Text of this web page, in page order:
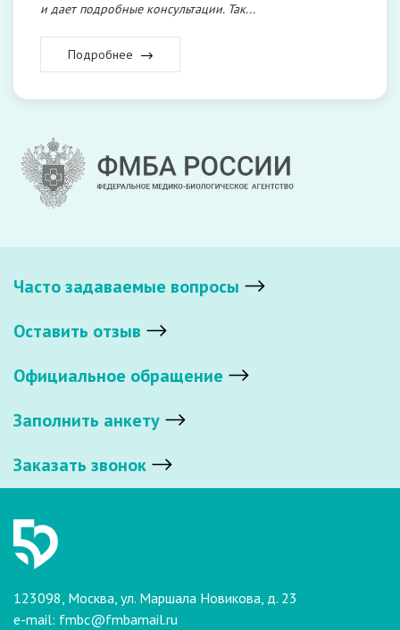
и дает подробные консультации. Так...
Подробнее
Часто задаваемые вопросы
Оставить отзыв
Официальное обращение
Заполнить анкету
Заказать звонок
123098, Москва, ул. Маршала Новикова, д. 23
e-mail: fmbc@fmbamail.ru